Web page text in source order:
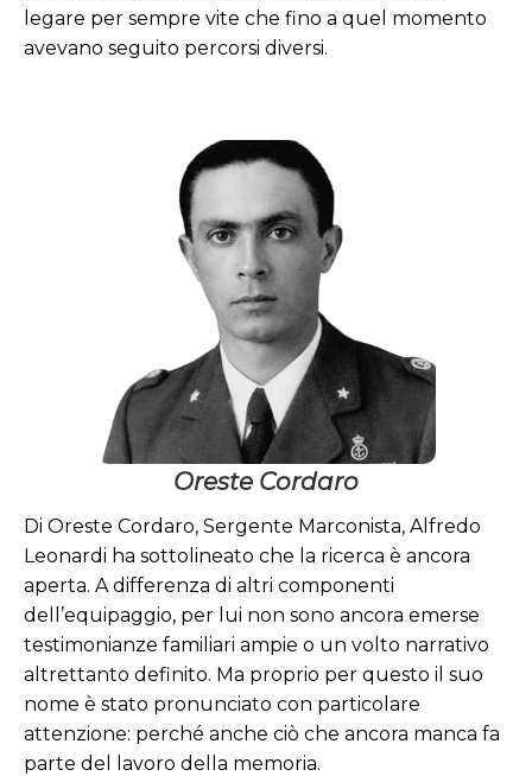
legare per sempre vite che fino a quel momento
avevano seguito percorsi diversi.
Oreste
Cordaro
Sergente
Marconista
Medaglia di Bronzo al Valor
Militare
Oreste Cordaro
Di Oreste Cordaro, Sergente Marconista, Alfredo
Leonardi ha sottolineato che la ricerca è ancora
aperta. A differenza di altri componenti
dell’equipaggio, per lui non sono ancora emerse
testimonianze familiari ampie o un volto narrativo
altrettanto definito. Ma proprio per questo il suo
nome è stato pronunciato con particolare
attenzione: perché anche ciò che ancora manca fa
parte del lavoro della memoria.